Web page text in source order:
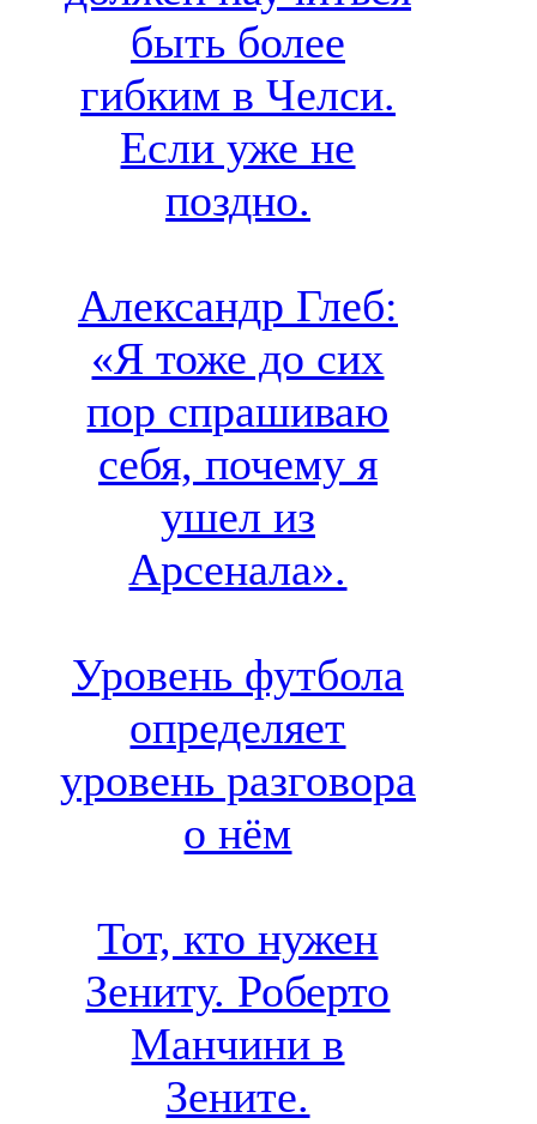
быть более
гибким в Челси.
Если уже не
поздно.
Александр Глеб:
«Я тоже до сих
пор спрашиваю
себя, почему я
ушел из
Арсенала».
Уровень футбола
определяет
уровень разговора
о нём
Тот, кто нужен
Зениту. Роберто
Манчини в
Зените.